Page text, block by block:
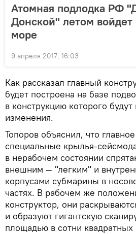
Атомная подлодка РФ
Донской" летом войдет
море
9 апреля 2017, 16:03
Как рассказал главный
будет построена на базе
в конструкцию которого
изменения.
Топоров объяснил, что
специальные крылья-
в нерабочем состоянии
внешним — "легким" и
корпусами субмарины в
частях. В рабочем же
конструктор, они
и образуют гигантскую
площадью в сотни квадратных